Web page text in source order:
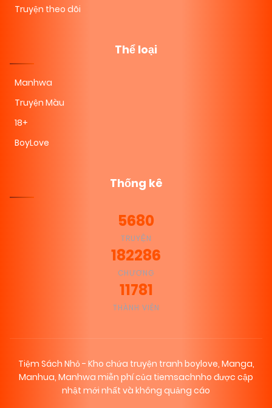
Truyện theo dõi
Thể loại
Manhwa
Truyện Màu
18+
BoyLove
Thống kê
5680
TRUYỆN
182286
CHƯƠNG
11781
THÀNH VIÊN
Tiệm Sách Nhỏ - Kho chứa truyện tranh boylove, Manga,
Manhua, Manhwa miễn phí của tiemsachnho được cập
nhật mới nhất và không quảng cáo